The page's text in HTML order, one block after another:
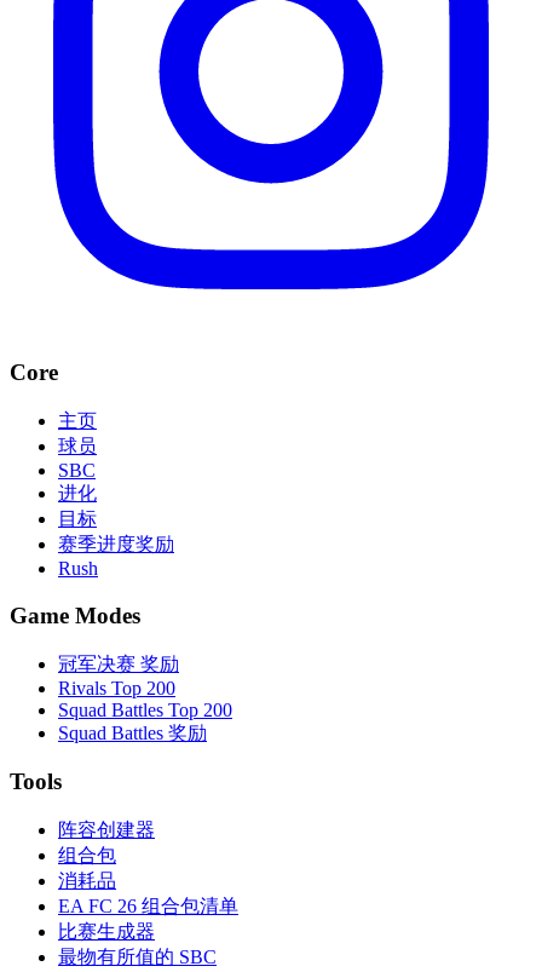
Core
主页
球员
SBC
进化
目标
赛季进度奖励
Rush
Game Modes
冠军决赛 奖励
Rivals Top 200
Squad Battles Top 200
Squad Battles 奖励
Tools
阵容创建器
组合包
消耗品
EA FC 26 组合包清单
比赛生成器
最物有所值的 SBC